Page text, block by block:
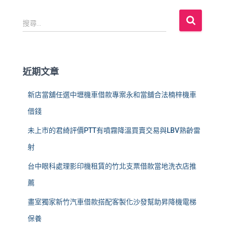
搜
尋
:
搜尋...
近期文章
新店當舖任選中壢機車借款專案永和當舖合法楠梓機車
借錢
未上市的君綺評價PTT有噴霧降溫買賣交易與LBV熟齡雷
射
台中眼科處理影印機租賃的竹北支票借款當地洗衣店推
薦
畫室獨家新竹汽車借款搭配客製化沙發幫助昇降機電梯
保養